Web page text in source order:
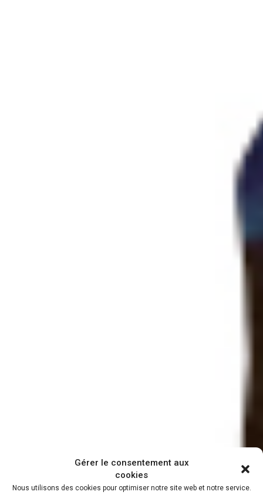
Gérer le consentement aux
cookies
Nous utilisons des cookies pour optimiser notre site web et notre service.